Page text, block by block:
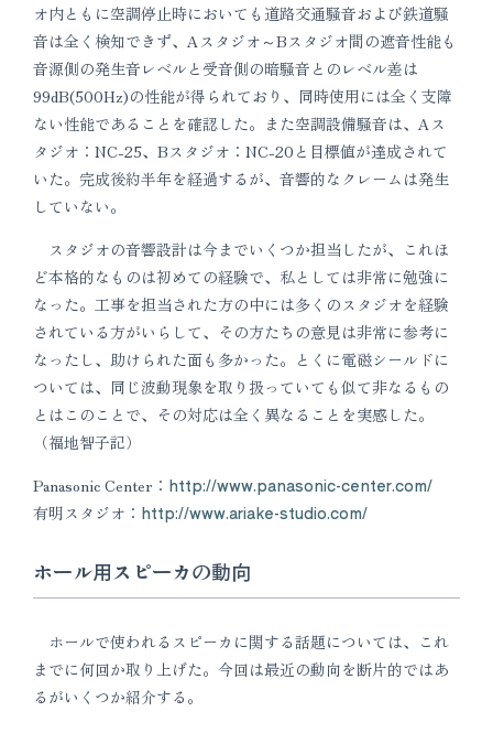
オ内ともに空調停止時においても道路交通騒音および鉄道騒
音は全く検知できず、Aスタジオ～Bスタジオ間の遮音性能も
音源側の発生音レベルと受音側の暗騒音とのレベル差は
99dB(500Hz)の性能が得られており、同時使用には全く支障
ない性能であることを確認した。また空調設備騒音は、Aス
タジオ：NC-25、Bスタジオ：NC-20と目標値が達成されて
いた。完成後約半年を経過するが、音響的なクレームは発生
していない。
スタジオの音響設計は今までいくつか担当したが、これほ
ど本格的なものは初めての経験で、私としては非常に勉強に
なった。工事を担当された方の中には多くのスタジオを経験
されている方がいらして、その方たちの意見は非常に参考に
なったし、助けられた面も多かった。とくに電磁シールドに
ついては、同じ波動現象を取り扱っていても似て非なるもの
とはこのことで、その対応は全く異なることを実感した。
（福地智子記）
Panasonic Center： http://www.panasonic-center.com/
有明スタジオ： http://www.ariake-studio.com/
ホール用スピーカの動向
ホールで使われるスピーカに関する話題については、これ
までに何回か取り上げた。今回は最近の動向を断片的ではあ
るがいくつか紹介する。